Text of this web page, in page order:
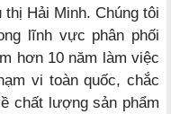
Hải Minh. Chúng tôi
lĩnh vực phân phối
hơn 10 năm làm việc
vi toàn quốc, chắc
chất lượng sản phẩm